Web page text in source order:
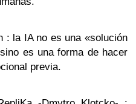
la IA no es una «solución
es una forma de hacer
previa.